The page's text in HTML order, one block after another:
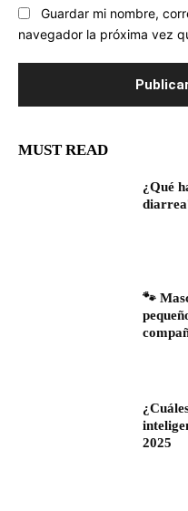
Guardar mi nombre,
navegador la próxima vez
MUST READ
¿Qué
🐾
2025